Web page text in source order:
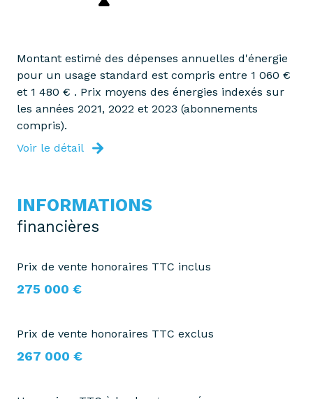
ascenseur
vue Dégagée
loggia
Montant estimé des dépenses annuelles d'énergie
pour un usage standard est compris entre 1 060 €
et 1 480 € . Prix moyens des énergies indexés sur
les années 2021, 2022 et 2023 (abonnements
compris).
Voir le détail
INFORMATIONS
financières
Prix de vente honoraires TTC inclus
275 000 €
Prix de vente honoraires TTC exclus
267 000 €